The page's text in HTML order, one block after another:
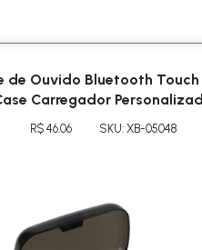
de Ouvido Bluetooth Touch
Carregador
R$ 46.06 SKU: XB-05048